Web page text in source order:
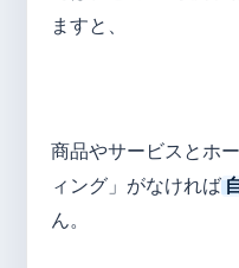
ますと、
商品やサービスとホ
ィング」がなければ
ん。